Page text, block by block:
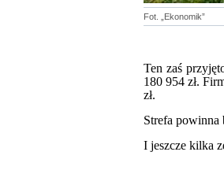
Fot. „Ekonomik”
Ten zaś
180 954 zł.
zł.
Strefa
I jeszcze kilka